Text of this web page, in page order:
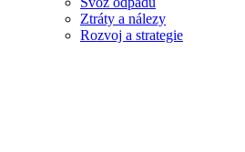
Ztráty a nálezy
Rozvoj a strategie